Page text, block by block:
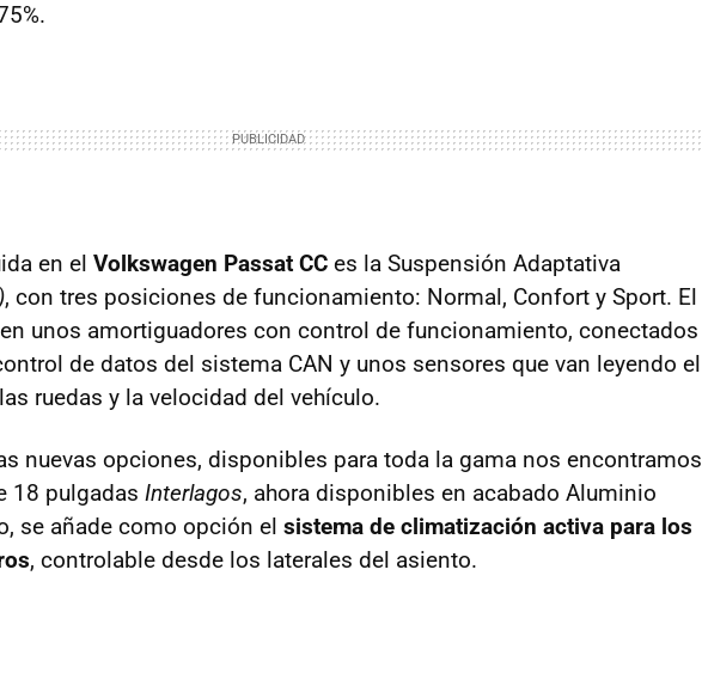
en el Volkswagen Passat CC es la Suspensión Adaptativa
, con tres posiciones de funcionamiento: Normal, Confort y Sport. El
unos amortiguadores con control de funcionamiento, conectados
de datos del sistema CAN y unos sensores que van leyendo el
ruedas y la velocidad del vehículo.
nuevas opciones, disponibles para toda la gama nos encontramos
18 pulgadas Interlagos, ahora disponibles en acabado Aluminio
se añade como opción el sistema de climatización activa para los
, controlable desde los laterales del asiento.